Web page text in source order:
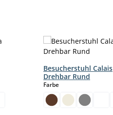
Besucherstuhl Calais
Drehbar Rund
Farbeauswählen